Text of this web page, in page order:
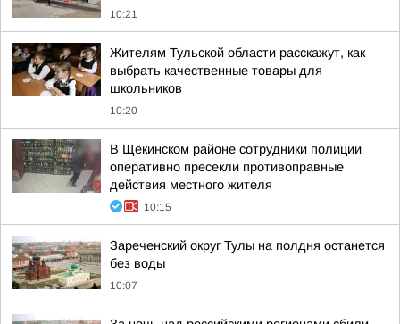
10:21
Жителям Тульской области расскажут, как
выбрать качественные товары для
школьников
10:20
В Щёкинском районе сотрудники полиции
оперативно пресекли противоправные
действия местного жителя
10:15
Зареченский округ Тулы на полдня останется
без воды
10:07